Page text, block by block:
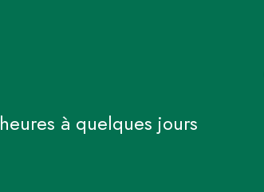
à quelques jours